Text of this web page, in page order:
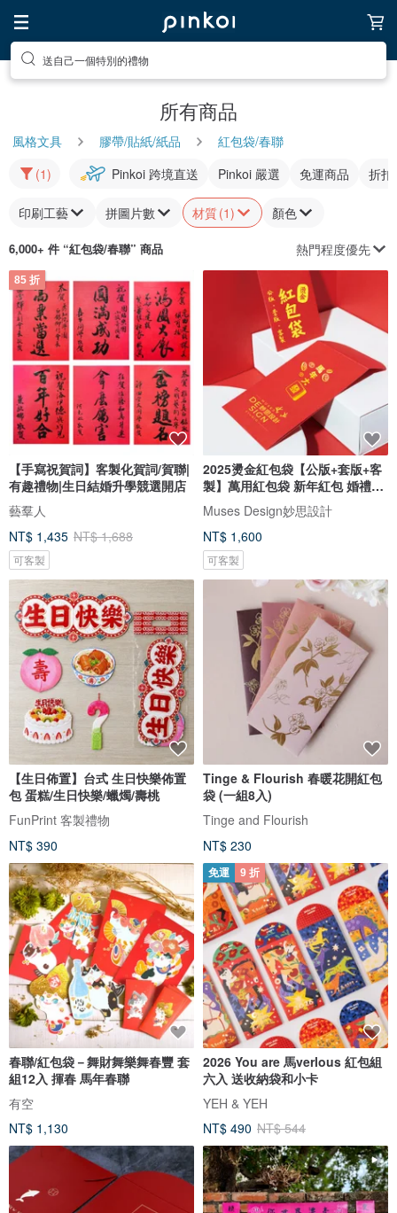
送自己一個特別的禮物
所有商品
風格文具 膠帶/貼紙/紙品
紅包袋/春聯
(1)
Pinkoi 跨境直送 Pinkoi 嚴選 免運商品 折扣
印刷工藝 拼圖片數 材質(1) 顏色
6,000+ 件 “紅包袋/春聯” 商品 熱門程度優先
85 折
【手寫祝賀詞】客製化賀詞/賀聯|
有趣禮物|生日結婚升學競選開店
藝羣人
NT$ 1,435 NT$ 1,688
可客製
2025燙金紅包袋【公版+套版+客
製】萬用紅包袋 新年紅包 婚禮紅
包
Muses Design妙思設計
NT$ 1,600
可客製
【生日佈置】台式 生日快樂佈置
包 蛋糕/生日快樂/蠟燭/壽桃
FunPrint 客製禮物
NT$ 390
Tinge & Flourish 春暖花開紅包
袋 (一組8入)
Tinge and Flourish
NT$ 230
春聯/紅包袋－舞財舞樂舞春豐 套
組12入 揮春 馬年春聯
有空
NT$ 1,130
免運 9 折
2026 You are 馬verlous 紅包組
六入 送收納袋和小卡
YEH & YEH
NT$ 490 NT$ 544